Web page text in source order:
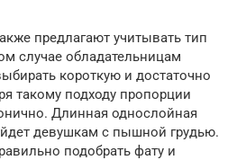
предлагают учитывать тип
случае обладательницам
короткую и достаточно
такому подходу пропорции
Длинная однослойная
девушкам с пышной грудью.
подобрать фату и